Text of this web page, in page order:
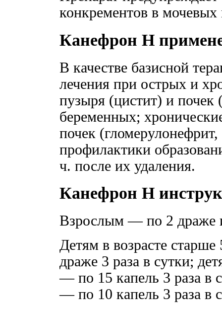
конкрементов в мочевых
Канефрон Н
В качестве базисной
лечения при острых и
пузыря (цистит) и почек
беременных;
почек
профилактики
ч. после их удаления.
Канефрон Н
Взрослым — по 2 драже
Детям в возрасте
драже 3 раза в сутки;
— по 15 капель 3 раза в
— по 10 капель 3 раза в